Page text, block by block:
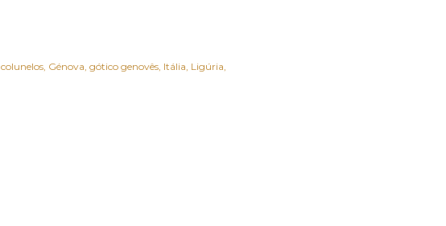
colunelos Génova gótico genovês Itália Ligúria